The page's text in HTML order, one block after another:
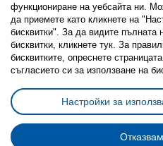
Политика за използване
Избор на настройки за
Условия за ползване на ikea.bg
Политика за защита на
Общи условия на
функциониране на уебсайта ни.
да приемете като кликнете на
бисквитки". За да видите пълната
бисквитки, кликнете тук. За
бисквитките, опреснете
съгласието си за използване на
Настройки за